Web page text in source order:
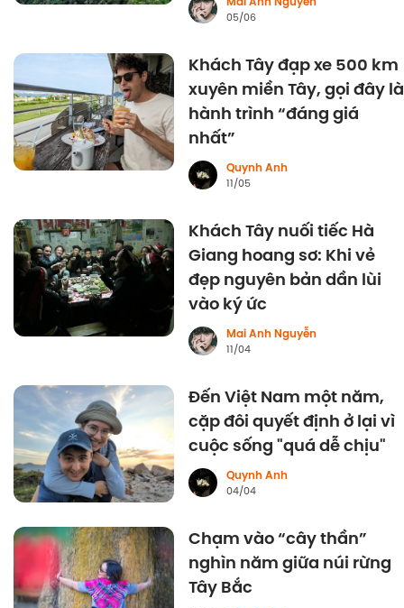
05/06
Khách Tây đạp xe 500 km
xuyên miền Tây, gọi đây là
hành trình “đáng giá
nhất”
Quynh Anh
11/05
Khách Tây nuối tiếc Hà
Giang hoang sơ: Khi vẻ
đẹp nguyên bản dần lùi
vào ký ức
Mai Anh Nguyễn
11/04
Đến Việt Nam một năm,
cặp đôi quyết định ở lại vì
cuộc sống "quá dễ chịu"
Quynh Anh
04/04
Chạm vào “cây thần”
nghìn năm giữa núi rừng
Tây Bắc